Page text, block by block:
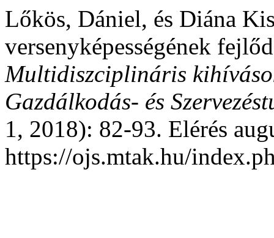
Lőkös, Dániel, és Diána
versenyképességének
Multidiszciplináris
Gazdálkodás- és
1, 2018): 82-93. Elérés
https://ojs.mtak.hu/